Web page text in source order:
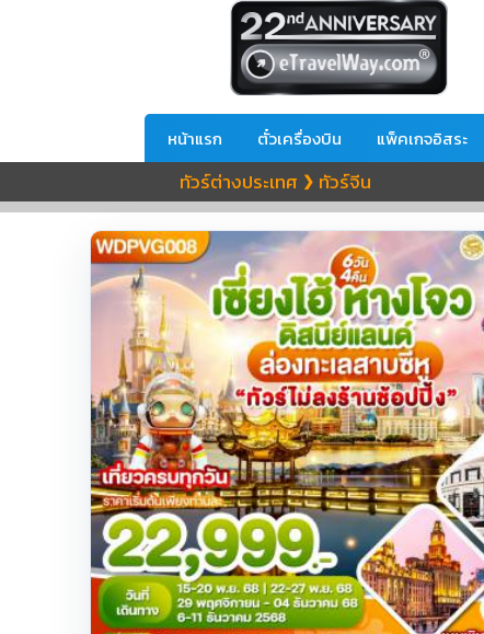
หน้าแรก ตั๋วเครื่องบิน แพ็คเกจอิสระ
ทัวร์ต่างประเทศ ❯ ทัวร์จีน